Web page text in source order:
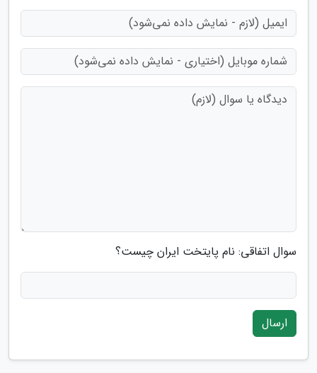
سوال اتفاقی: نام پایتخت ایران چیست؟
ارسال